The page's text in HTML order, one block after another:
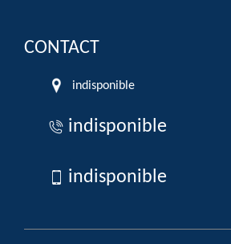
CONTACT
indisponible
indisponible
indisponible